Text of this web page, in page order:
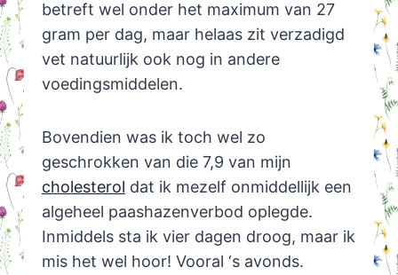
betreft wel onder het maximum van 27
gram per dag, maar helaas zit verzadigd
vet natuurlijk ook nog in andere
voedingsmiddelen.
Bovendien was ik toch wel zo
geschrokken van die 7,9 van mijn
cholesterol dat ik mezelf onmiddellijk een
algeheel paashazenverbod oplegde.
Inmiddels sta ik vier dagen droog, maar ik
mis het wel hoor! Vooral ‘s avonds.